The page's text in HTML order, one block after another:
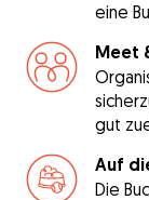
eine
Meet
gut
Auf
Die